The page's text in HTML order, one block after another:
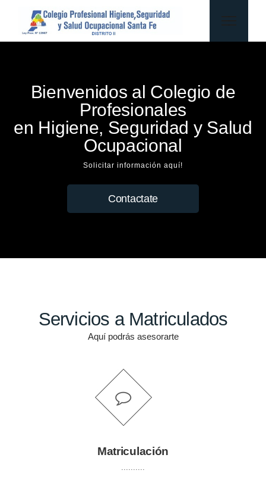
Bienvenidos al Colegio de
Profesionales
en Higiene, Seguridad y Salud
Ocupacional
Solicitar información aquí!
Contactate
Servicios a Matriculados
Aquí podrás asesorarte
Matriculación
..........